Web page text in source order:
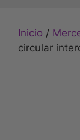
Inicio /
circular